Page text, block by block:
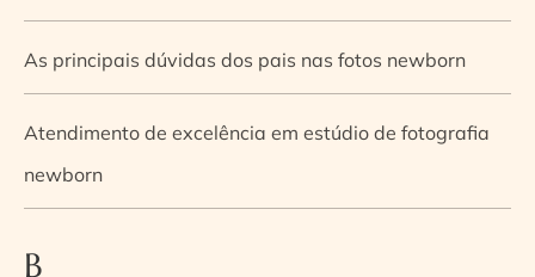
As principais dúvidas dos pais nas fotos newborn
Atendimento de excelência em estúdio de fotografia
newborn
B